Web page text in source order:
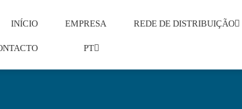
INÍCIO EMPRESA REDE DE DISTRIBUIÇÃO
PT